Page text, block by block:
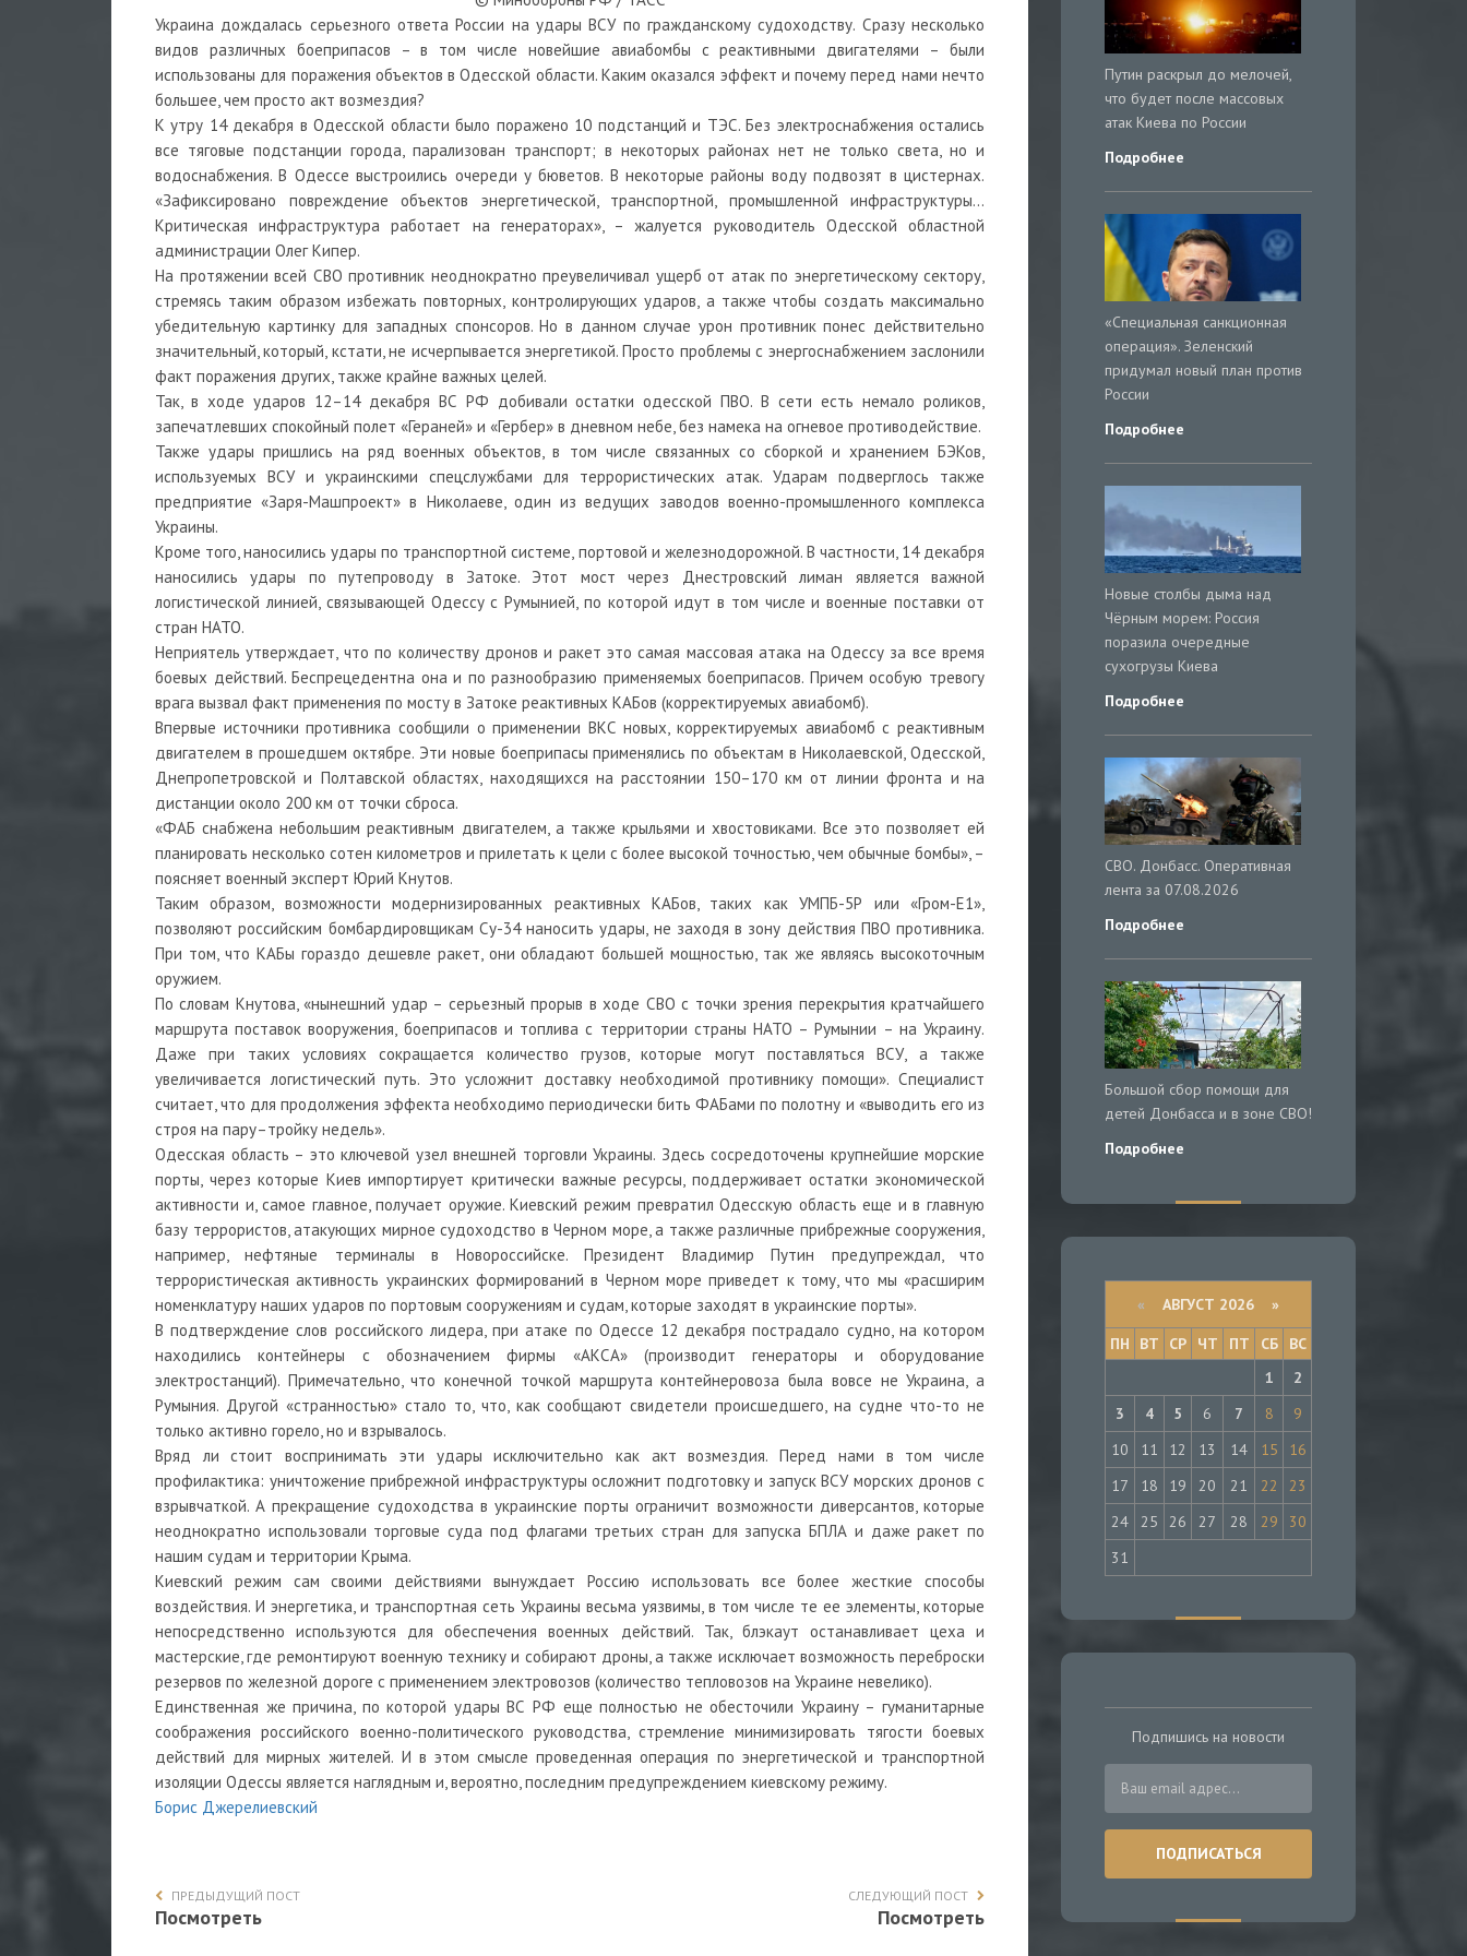
Украина дождалась серьезного ответа России на удары ВСУ по гражданскому судоходству. Сразу несколько
видов различных боеприпасов – в том числе новейшие авиабомбы с реактивными двигателями – были
использованы для поражения объектов в Одесской области. Каким оказался эффект и почему перед нами нечто
большее, чем просто акт возмездия?
К утру 14 декабря в Одесской области было поражено 10 подстанций и ТЭС. Без электроснабжения остались
все тяговые подстанции города, парализован транспорт; в некоторых районах нет не только света, но и
водоснабжения. В Одессе выстроились очереди у бюветов. В некоторые районы воду подвозят в цистернах.
«Зафиксировано повреждение объектов энергетической, транспортной, промышленной инфраструктуры…
Критическая инфраструктура работает на генераторах», – жалуется руководитель Одесской областной
администрации Олег Кипер.
На протяжении всей СВО противник неоднократно преувеличивал ущерб от атак по энергетическому сектору,
стремясь таким образом избежать повторных, контролирующих ударов, а также чтобы создать максимально
убедительную картинку для западных спонсоров. Но в данном случае урон противник понес действительно
значительный, который, кстати, не исчерпывается энергетикой. Просто проблемы с энергоснабжением заслонили
факт поражения других, также крайне важных целей.
Так, в ходе ударов 12–14 декабря ВС РФ добивали остатки одесской ПВО. В сети есть немало роликов,
запечатлевших спокойный полет «Гераней» и «Гербер» в дневном небе, без намека на огневое противодействие.
Также удары пришлись на ряд военных объектов, в том числе связанных со сборкой и хранением БЭКов,
используемых ВСУ и украинскими спецслужбами для террористических атак. Ударам подверглось также
предприятие «Заря-Машпроект» в Николаеве, один из ведущих заводов военно-промышленного комплекса
Украины.
Кроме того, наносились удары по транспортной системе, портовой и железнодорожной. В частности, 14 декабря
наносились удары по путепроводу в Затоке. Этот мост через Днестровский лиман является важной
логистической линией, связывающей Одессу с Румынией, по которой идут в том числе и военные поставки от
стран НАТО.
Неприятель утверждает, что по количеству дронов и ракет это самая массовая атака на Одессу за все время
боевых действий. Беспрецедентна она и по разнообразию применяемых боеприпасов. Причем особую тревогу
врага вызвал факт применения по мосту в Затоке реактивных КАБов (корректируемых авиабомб).
Впервые источники противника сообщили о применении ВКС новых, корректируемых авиабомб с реактивным
двигателем в прошедшем октябре. Эти новые боеприпасы применялись по объектам в Николаевской, Одесской,
Днепропетровской и Полтавской областях, находящихся на расстоянии 150–170 км от линии фронта и на
дистанции около 200 км от точки сброса.
«ФАБ снабжена небольшим реактивным двигателем, а также крыльями и хвостовиками. Все это позволяет ей
планировать несколько сотен километров и прилетать к цели с более высокой точностью, чем обычные бомбы», –
поясняет военный эксперт Юрий Кнутов.
Таким образом, возможности модернизированных реактивных КАБов, таких как УМПБ-5Р или «Гром-Е1»,
позволяют российским бомбардировщикам Су-34 наносить удары, не заходя в зону действия ПВО противника.
При том, что КАБы гораздо дешевле ракет, они обладают большей мощностью, так же являясь высокоточным
оружием.
По словам Кнутова, «нынешний удар – серьезный прорыв в ходе СВО с точки зрения перекрытия кратчайшего
маршрута поставок вооружения, боеприпасов и топлива с территории страны НАТО – Румынии – на Украину.
Даже при таких условиях сокращается количество грузов, которые могут поставляться ВСУ, а также
увеличивается логистический путь. Это усложнит доставку необходимой противнику помощи». Специалист
считает, что для продолжения эффекта необходимо периодически бить ФАБами по полотну и «выводить его из
строя на пару–тройку недель».
Одесская область – это ключевой узел внешней торговли Украины. Здесь сосредоточены крупнейшие морские
порты, через которые Киев импортирует критически важные ресурсы, поддерживает остатки экономической
активности и, самое главное, получает оружие. Киевский режим превратил Одесскую область еще и в главную
базу террористов, атакующих мирное судоходство в Черном море, а также различные прибрежные сооружения,
например, нефтяные терминалы в Новороссийске. Президент Владимир Путин предупреждал, что
террористическая активность украинских формирований в Черном море приведет к тому, что мы «расширим
номенклатуру наших ударов по портовым сооружениям и судам, которые заходят в украинские порты».
В подтверждение слов российского лидера, при атаке по Одессе 12 декабря пострадало судно, на котором
находились контейнеры с обозначением фирмы «АКСА» (производит генераторы и оборудование
электростанций). Примечательно, что конечной точкой маршрута контейнеровоза была вовсе не Украина, а
Румыния. Другой «странностью» стало то, что, как сообщают свидетели происшедшего, на судне что-то не
только активно горело, но и взрывалось.
Вряд ли стоит воспринимать эти удары исключительно как акт возмездия. Перед нами в том числе
профилактика: уничтожение прибрежной инфраструктуры осложнит подготовку и запуск ВСУ морских дронов с
взрывчаткой. А прекращение судоходства в украинские порты ограничит возможности диверсантов, которые
неоднократно использовали торговые суда под флагами третьих стран для запуска БПЛА и даже ракет по
нашим судам и территории Крыма.
Киевский режим сам своими действиями вынуждает Россию использовать все более жесткие способы
воздействия. И энергетика, и транспортная сеть Украины весьма уязвимы, в том числе те ее элементы, которые
непосредственно используются для обеспечения военных действий. Так, блэкаут останавливает цеха и
мастерские, где ремонтируют военную технику и собирают дроны, а также исключает возможность переброски
резервов по железной дороге с применением электровозов (количество тепловозов на Украине невелико).
Единственная же причина, по которой удары ВС РФ еще полностью не обесточили Украину – гуманитарные
соображения российского военно-политического руководства, стремление минимизировать тягости боевых
действий для мирных жителей. И в этом смысле проведенная операция по энергетической и транспортной
изоляции Одессы является наглядным и, вероятно, последним предупреждением киевскому режиму.
Борис Джерелиевский
ПРЕДЫДУЩИЙ ПОСТ
Посмотреть
СЛЕДУЮЩИЙ ПОСТ
Посмотреть
Путин раскрыл до мелочей,
что будет после массовых
атак Киева по России
Подробнее
«Специальная санкционная
операция». Зеленский
придумал новый план против
России
Подробнее
Новые столбы дыма над
Чёрным морем: Россия
поразила очередные
сухогрузы Киева
Подробнее
СВО. Донбасс. Оперативная
лента за 07.08.2026
Подробнее
Большой сбор помощи для
детей Донбасса и в зоне СВО!
Подробнее
« АВГУСТ 2026 »
ПН
ВТ СР ЧТ ПТ СБ
ВС
1
2
3
4 5 6 7 8
9
10
11 12 13 14 15
16
17
18 19 20 21 22
23
24
25 26 27 28 29
30
31
Подпишись на новости